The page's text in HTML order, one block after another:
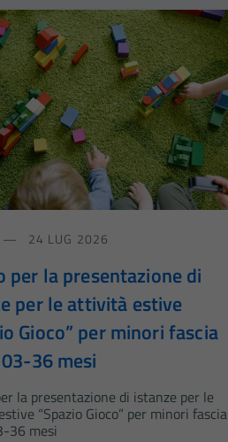
24 LUG 2026
per la presentazione di
per le attività estive
Gioco” per minori fascia
36 mesi
la presentazione di istanze per le
“Spazio Gioco” per minori fascia
36 mesi